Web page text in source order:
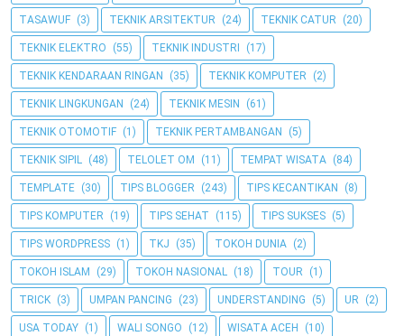
TASAWUF (3) TEKNIK ARSITEKTUR (24) TEKNIK CATUR (20)
TEKNIK ELEKTRO (55) TEKNIK INDUSTRI (17)
TEKNIK KENDARAAN RINGAN (35) TEKNIK KOMPUTER (2)
TEKNIK LINGKUNGAN (24) TEKNIK MESIN (61)
TEKNIK OTOMOTIF (1) TEKNIK PERTAMBANGAN (5)
TEKNIK SIPIL (48) TELOLET OM (11) TEMPAT WISATA (84)
TEMPLATE (30) TIPS BLOGGER (243) TIPS KECANTIKAN (8)
TIPS KOMPUTER (19) TIPS SEHAT (115) TIPS SUKSES (5)
TIPS WORDPRESS (1) TKJ (35) TOKOH DUNIA (2)
TOKOH ISLAM (29) TOKOH NASIONAL (18) TOUR (1)
TRICK (3) UMPAN PANCING (23) UNDERSTANDING (5) UR (2)
USA TODAY (1) WALI SONGO (12) WISATA ACEH (10)